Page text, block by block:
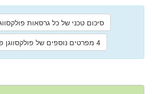
סיכום טכני של כל גרסאות
4 מפרטים נוספים של פולקסווגן פאסאט